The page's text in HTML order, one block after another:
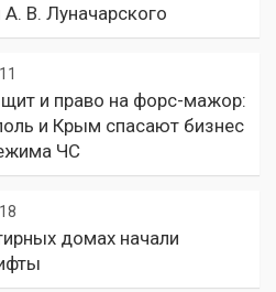
А. В. Луначарского
и право на форс-мажор:
и Крым спасают бизнес
ЧС
домах начали